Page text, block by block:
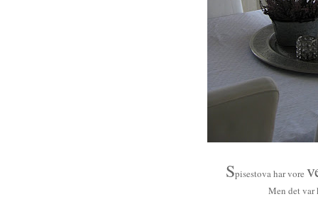
Spisestova har vore
Men det